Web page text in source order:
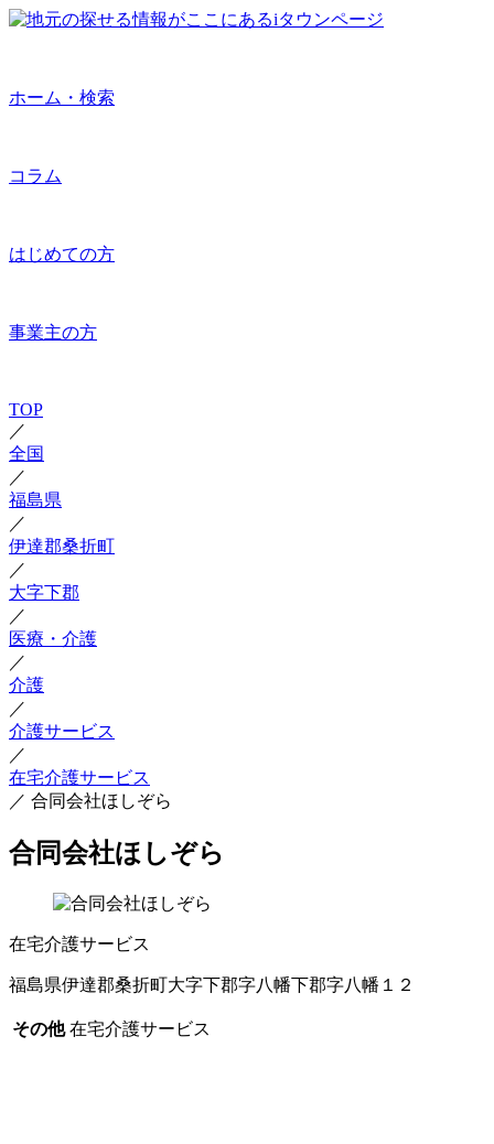
ホーム・検索
コラム
はじめての方
事業主の方
TOP
／
全国
／
福島県
／
伊達郡桑折町
／
大字下郡
／
医療・介護
／
介護
／
介護サービス
／
在宅介護サービス
／ 合同会社ほしぞら
合同会社ほしぞら
在宅介護サービス
福島県伊達郡桑折町大字下郡字八幡下郡字八幡１２
その他 在宅介護サービス